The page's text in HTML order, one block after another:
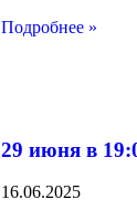
Подробнее »
29 июня в
16.06.2025